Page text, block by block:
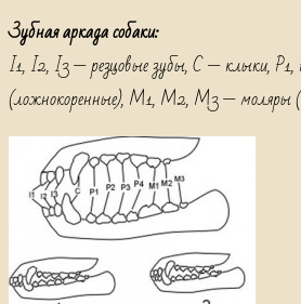
Зубная аркада собаки:
I1, I2, I3 — резцовые зубы, С — клыки,
(ложнокоренные), М1, М2, М3 — моляры